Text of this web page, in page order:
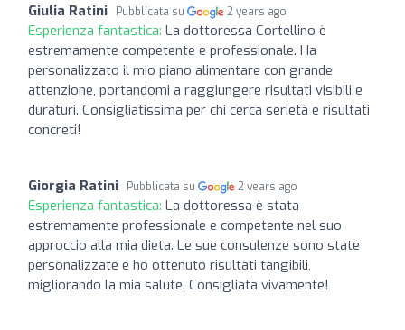
Giulia Ratini Pubblicata su 2 years ago
Esperienza fantastica: La dottoressa Cortellino è
estremamente competente e professionale. Ha
personalizzato il mio piano alimentare con grande
attenzione, portandomi a raggiungere risultati visibili e
duraturi. Consigliatissima per chi cerca serietà e risultati
concreti!
Giorgia Ratini Pubblicata su 2 years ago
Esperienza fantastica: La dottoressa è stata
estremamente professionale e competente nel suo
approccio alla mia dieta. Le sue consulenze sono state
personalizzate e ho ottenuto risultati tangibili,
migliorando la mia salute. Consigliata vivamente!